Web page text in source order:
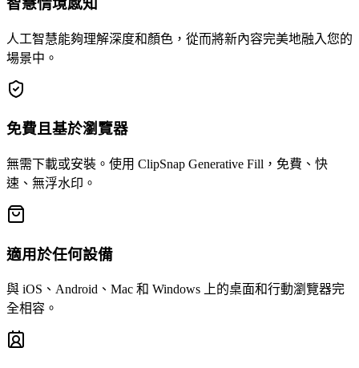
智慧情境感知
人工智慧能夠理解深度和顏色，從而將新內容完美地融入您的
場景中。
免費且基於瀏覽器
無需下載或安裝。使用 ClipSnap Generative Fill，免費、快
速、無浮水印。
適用於任何設備
與 iOS、Android、Mac 和 Windows 上的桌面和行動瀏覽器完
全相容。